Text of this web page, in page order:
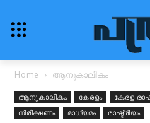
Home ആനുകാലികം
ആനുകാലികം കേരളം കേരള
നിരീക്ഷണം
മാധ്യമം രാഷ്ട്രീയം